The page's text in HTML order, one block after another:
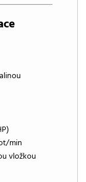
min
vložkou